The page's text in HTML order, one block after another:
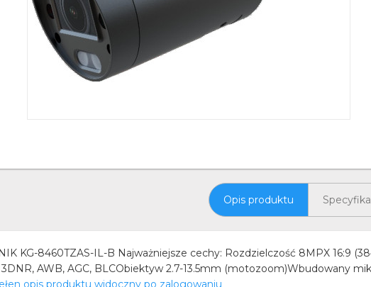
Opis produktu
KG-8460TZAS-IL-B Najważniejsze cechy: Rozdzielczość 8MPX 16:9
3DNR, AWB, AGC, BLCObiektyw 2.7-13.5mm (motozoom)Wbudowany
opis produktu widoczny po zalogowaniu